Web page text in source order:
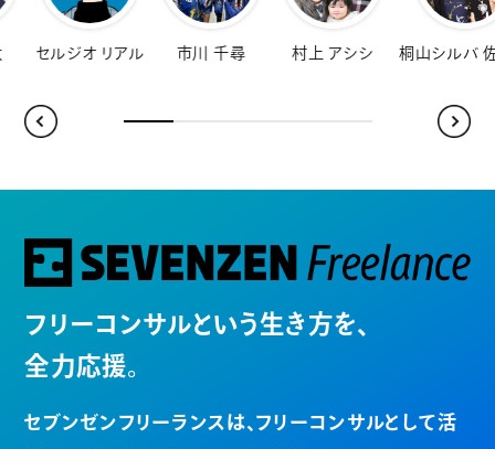
リアル 市川 千尋 村上 アシシ 桐山シルバ 佐知子
フリーコンサルという生き方を、
全力応援。
セブンゼンフリーランスは、 フリーコンサルとして活